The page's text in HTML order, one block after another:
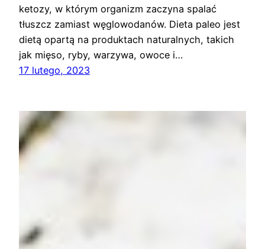
ketozy, w którym organizm zaczyna spalać
tłuszcz zamiast węglowodanów. Dieta paleo jest
dietą opartą na produktach naturalnych, takich
jak mięso, ryby, warzywa, owoce i…
17 lutego, 2023